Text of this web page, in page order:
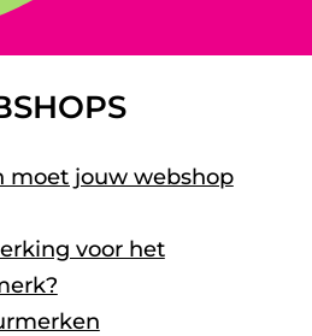
moet jouw webshop
voor het